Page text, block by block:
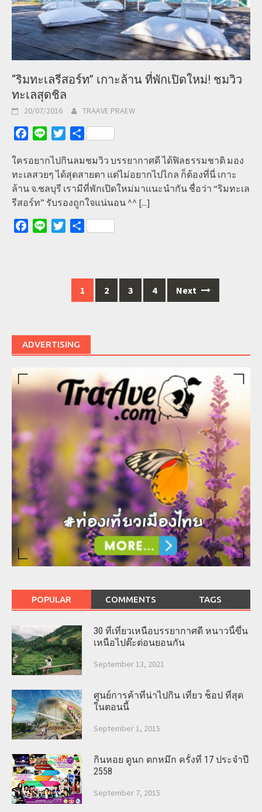
“ริมทะเลรีสอร์ท” เกาะล้าน ที่พักเปิดใหม่! ชมวิว
ทะเลสุดชิล
20/07/2016 TRAAVE PRAEW
Facebook
Line TwitterShare
ใครอยากไปกินลมชมวิว บรรยากาศดี ได้ฟิลธรรมชาติ มอง
ทะเลสวยๆ ได้สุดสายตา แต่ไม่อยากไปไกล ก็ต้องที่นี่ เกาะ
ล้าน จ.ชลบุรี เรามีที่พักเปิดใหม่มาแนะนำกัน ชื่อว่า “ริมทะเล
รีสอร์ท” รับรองถูกใจแน่นอน ^^ [...]
Facebook
Line TwitterShare
1 2 3 4 Next
ADVERTISING
POPULAR COMMENTS TAGS
30 ที่เที่ยวเหนือบรรยากาศดี หนาวนี้ขึ้น
เหนือไปต๊ะต่อนยอนกัน
September 13, 2021
ศูนย์การค้าที่น่าไปกิน เที่ยว ช็อป ที่สุด
ในตอนนี้
September 1, 2015
กินหอย ดูนก ตกหมึก ครั้งที่ 17 ประจำปี
2558
September 7, 2015